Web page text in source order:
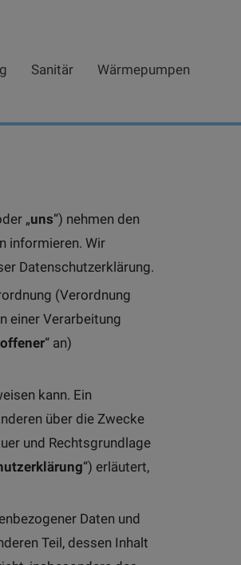
Sanitär
Wärmepumpen
„uns“) nehmen den
informieren. Wir
Datenschutzerklärung.
(Verordnung
einer Verarbeitung
“ an)
kann. Ein
über die Zwecke
und Rechtsgrundlage
“) erläutert,
Daten und
Teil, dessen Inhalt